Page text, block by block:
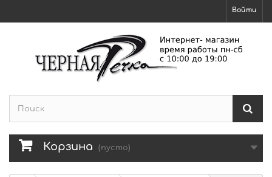
Войти
Корзина (пусто)